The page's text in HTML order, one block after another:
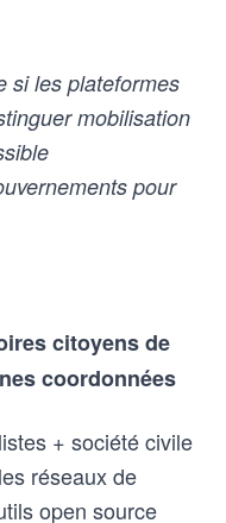
si les plateformes
mobilisation
pour
citoyens de
coordonnées
+ société civile
réseaux de
open source